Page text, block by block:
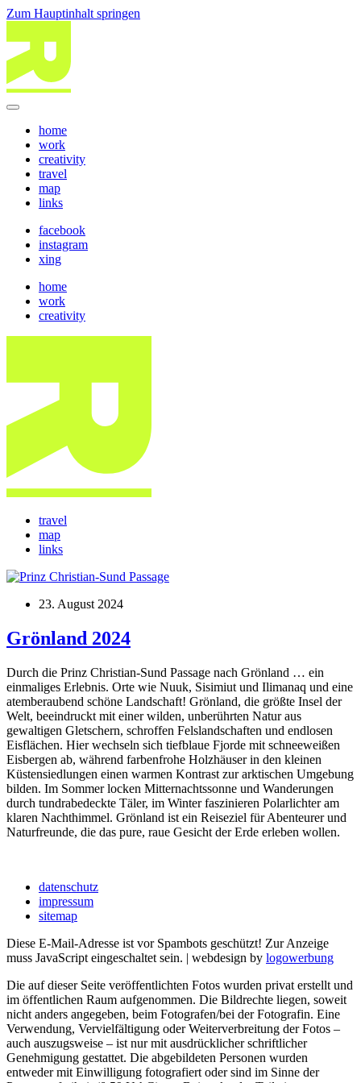
Zum Hauptinhalt springen
home
work
creativity
travel
map
links
facebook
instagram
xing
home
work
creativity
travel
map
links
23. August 2024
Grönland 2024
Durch die Prinz Christian-Sund Passage nach Grönland … ein
einmaliges Erlebnis. Orte wie Nuuk, Sisimiut und Ilimanaq und eine
atemberaubend schöne Landschaft! Grönland, die größte Insel der
Welt, beeindruckt mit einer wilden, unberührten Natur aus
gewaltigen Gletschern, schroffen Felslandschaften und endlosen
Eisflächen. Hier wechseln sich tiefblaue Fjorde mit schneeweißen
Eisbergen ab, während farbenfrohe Holzhäuser in den kleinen
Küstensiedlungen einen warmen Kontrast zur arktischen Umgebung
bilden. Im Sommer locken Mitternachtssonne und Wanderungen
durch tundrabedeckte Täler, im Winter faszinieren Polarlichter am
klaren Nachthimmel. Grönland ist ein Reiseziel für Abenteurer und
Naturfreunde, die das pure, raue Gesicht der Erde erleben wollen.
datenschutz
impressum
sitemap
Diese E-Mail-Adresse ist vor Spambots geschützt! Zur Anzeige
muss JavaScript eingeschaltet sein. | webdesign by logowerbung
Die auf dieser Seite veröffentlichten Fotos wurden privat erstellt und
im öffentlichen Raum aufgenommen. Die Bildrechte liegen, soweit
nicht anders angegeben, beim Fotografen/bei der Fotografin. Eine
Verwendung, Vervielfältigung oder Weiterverbreitung der Fotos –
auch auszugsweise – ist nur mit ausdrücklicher schriftlicher
Genehmigung gestattet. Die abgebildeten Personen wurden
entweder mit Einwilligung fotografiert oder sind im Sinne der